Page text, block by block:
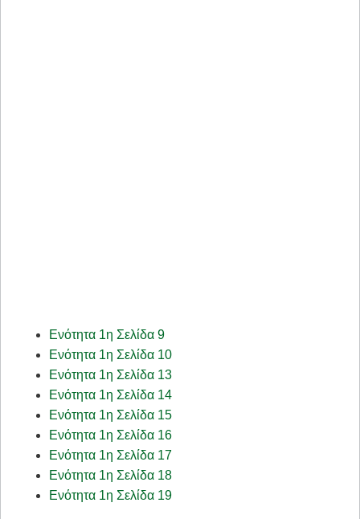
Ενότητα 1η Σελίδα 9
Ενότητα 1η Σελίδα 10
Ενότητα 1η Σελίδα 13
Ενότητα 1η Σελίδα 14
Ενότητα 1η Σελίδα 15
Ενότητα 1η Σελίδα 16
Ενότητα 1η Σελίδα 17
Ενότητα 1η Σελίδα 18
Ενότητα 1η Σελίδα 19